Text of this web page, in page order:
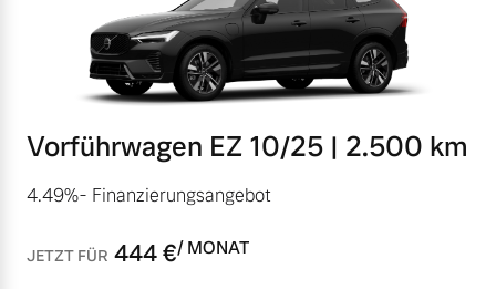
Mehr erfahren
Finanzierung & Leasing
Versicherung
Vorführwagen EZ 10/25 | 2.500 km
4.49%- Finanzierungsangebot
JETZT FÜR 444€/ MONAT